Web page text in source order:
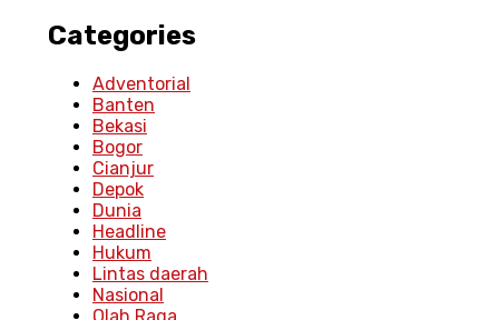
Categories
Adventorial
Banten
Bekasi
Bogor
Cianjur
Depok
Dunia
Headline
Hukum
Lintas daerah
Nasional